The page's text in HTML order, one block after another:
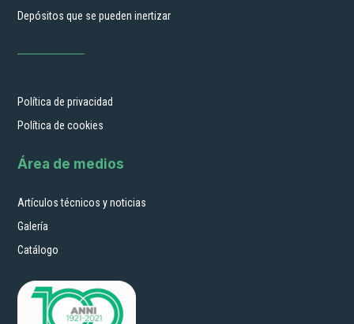
Depósitos que se pueden inertizar
Política de privacidad
Política de cookies
Área de medios
Artículos técnicos y noticias
Galería
Catálogo